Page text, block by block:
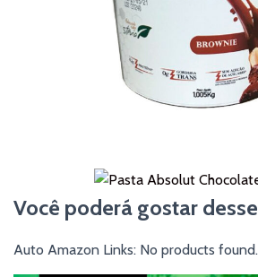
Você poderá gostar
Auto Amazon Links: No products found.